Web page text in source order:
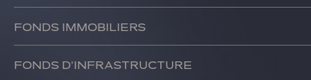
Fonds immobiliers
Fonds d'infrastructure